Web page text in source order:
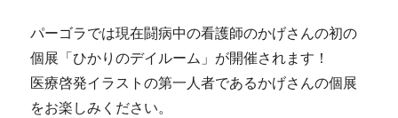
パーゴラでは現在闘病中の看護師のかげさんの初の
個展「ひかりのデイルーム」が開催されます！
医療啓発イラストの第一人者であるかげさんの個展
をお楽しみください。